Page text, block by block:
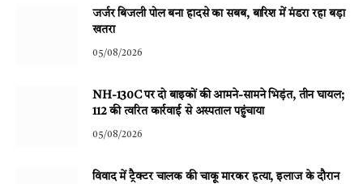
जर्जर बिजली पोल बना हादसे का सबब, बारिश में मंडरा रहा बड़ा
खतरा
05/08/2026
NH-130C पर दो बाइकों की आमने-सामने भिड़ंत, तीन घायल;
112 की त्वरित कार्रवाई से अस्पताल पहुंचाया
05/08/2026
विवाद में ट्रैक्टर चालक की चाकू मारकर हत्या, इलाज के दौरान